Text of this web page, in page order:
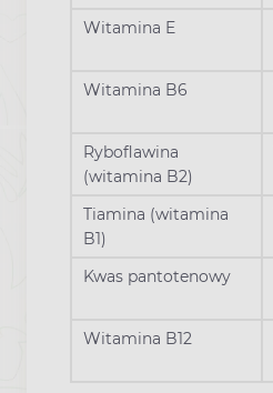
Witamina E
Witamina B6
Ryboflawina
(witamina B2)
Tiamina (witamina
B1)
Kwas pantotenowy
Witamina B12